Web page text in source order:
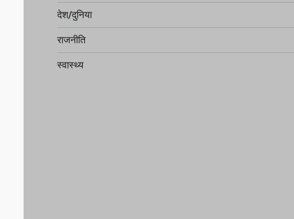
देश/दुनिया
राजनीति
स्वास्थ्य